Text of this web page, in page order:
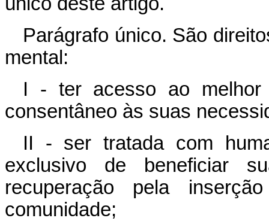
Parágrafo único. São
mental:
I - ter acesso ao melhor
consentâneo às suas
II - ser tratada com
exclusivo de beneficiar
recuperação pela
comunidade;